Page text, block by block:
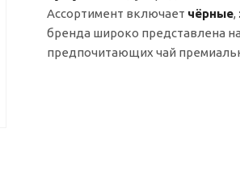
Ассортимент включает чёрные,
бренда широко представлена
предпочитающих чай